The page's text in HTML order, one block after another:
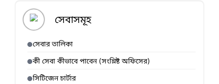
সেবাসমূহ
সেবার তালিকা
কী সেবা কীভাবে পাবেন (সংশ্লিষ্ট অফিসের)
সিটিজেন চার্টার